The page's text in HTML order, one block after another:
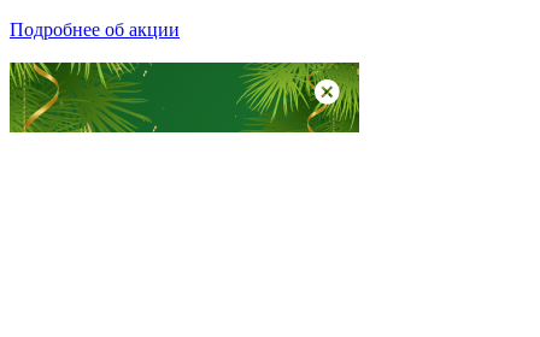
Подробнее об акции